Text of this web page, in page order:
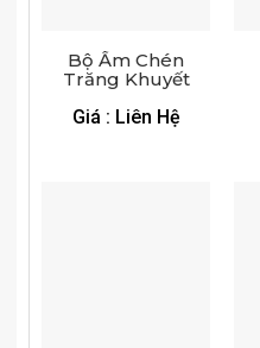
Bộ Ấm Chén
Trăng Khuyết
Kim – XGS AC
Giá : Liên Hệ